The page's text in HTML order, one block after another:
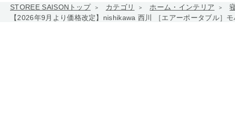
STOREE SAISONトップ カテゴリ ホーム・インテリア
【2026年9月より価格改定】nishikawa 西川 ［エアーポータブル］